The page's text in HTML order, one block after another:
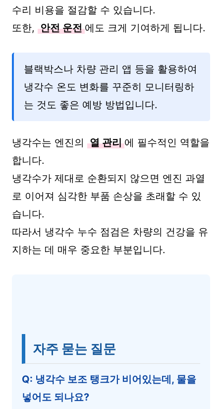
수리 비용을 절감할 수 있습니다.
또한, 안전 운전 에도 크게 기여하게 됩니다.
블랙박스나 차량 관리 앱 등을 활용하여
냉각수 온도 변화를 꾸준히 모니터링하
는 것도 좋은 예방 방법입니다.
냉각수는 엔진의 열 관리 에 필수적인 역할을
합니다.
냉각수가 제대로 순환되지 않으면 엔진 과열
로 이어져 심각한 부품 손상을 초래할 수 있
습니다.
따라서 냉각수 누수 점검은 차량의 건강을 유
지하는 데 매우 중요한 부분입니다.
자주 묻는 질문
Q: 냉각수 보조 탱크가 비어있는데, 물을
넣어도 되나요?